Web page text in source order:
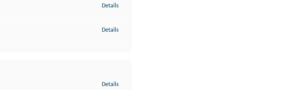
Details
Details
Details